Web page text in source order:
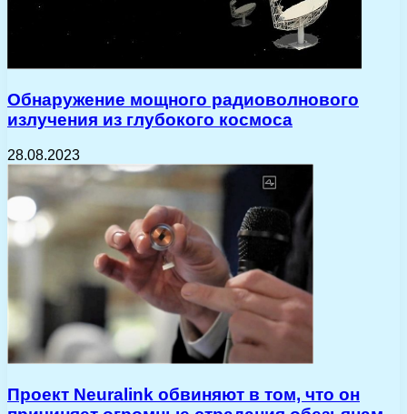
Обнаружение мощного радиоволнового
излучения из глубокого космоса
28.08.2023
Проект Neuralink обвиняют в том, что он